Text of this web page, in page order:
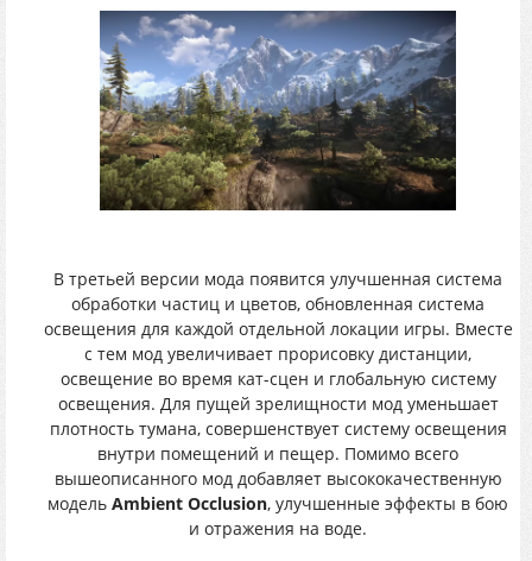
В третьей версии мода появится улучшенная система
обработки частиц и цветов, обновленная система
освещения для каждой отдельной локации игры. Вместе
с тем мод увеличивает прорисовку дистанции,
освещение во время кат-сцен и глобальную систему
освещения. Для пущей зрелищности мод уменьшает
плотность тумана, совершенствует систему освещения
внутри помещений и пещер. Помимо всего
вышеописанного мод добавляет высококачественную
модель Ambient Occlusion, улучшенные эффекты в бою
и отражения на воде.